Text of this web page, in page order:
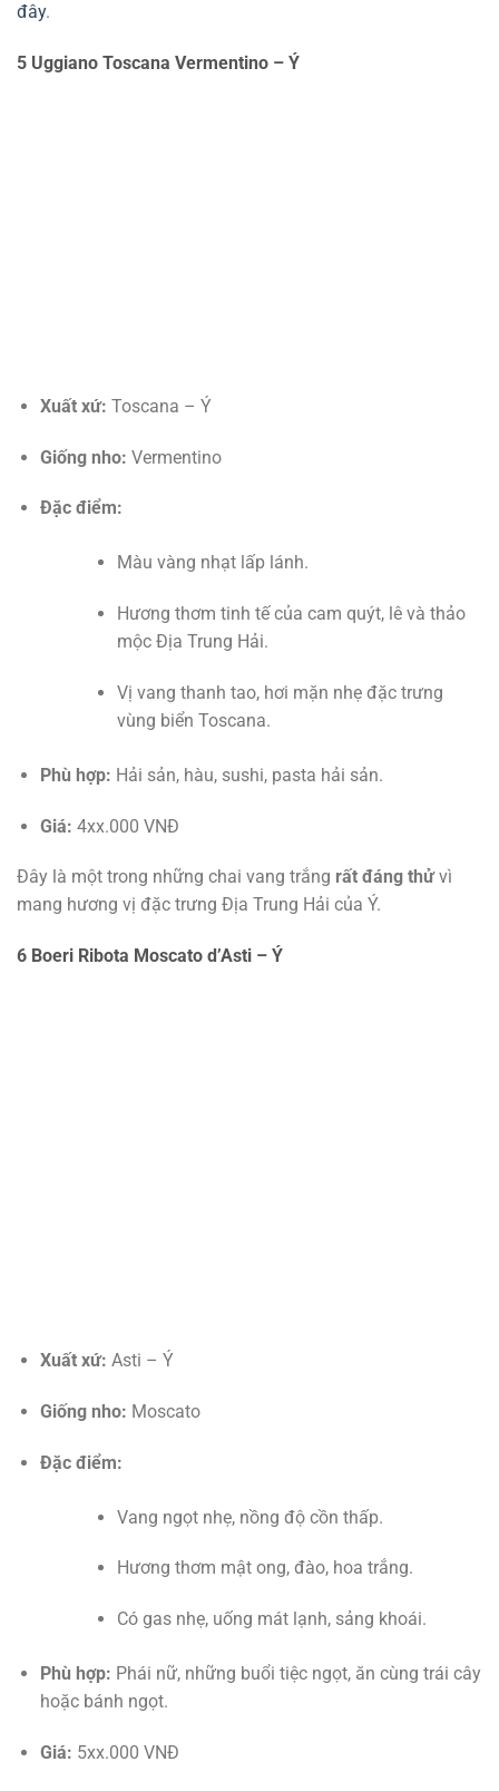
đây.
5 Uggiano Toscana Vermentino – Ý
Xuất xứ: Toscana – Ý
Giống nho: Vermentino
Đặc điểm:
Màu vàng nhạt lấp lánh.
Hương thơm tinh tế của cam quýt, lê và thảo
mộc Địa Trung Hải.
Vị vang thanh tao, hơi mặn nhẹ đặc trưng
vùng biển Toscana.
Phù hợp: Hải sản, hàu, sushi, pasta hải sản.
Giá: 4xx.000 VNĐ
Đây là một trong những chai vang trắng rất đáng thửvì
mang hương vị đặc trưng Địa Trung Hải của Ý.
6 Boeri Ribota Moscato d’Asti – Ý
Xuất xứ: Asti – Ý
Giống nho: Moscato
Đặc điểm:
Vang ngọt nhẹ, nồng độ cồn thấp.
Hương thơm mật ong, đào, hoa trắng.
Có gas nhẹ, uống mát lạnh, sảng khoái.
Phù hợp: Phái nữ, những buổi tiệc ngọt, ăn cùng trái cây
hoặc bánh ngọt.
Giá: 5xx.000 VNĐ